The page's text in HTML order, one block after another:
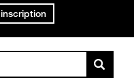
inscription